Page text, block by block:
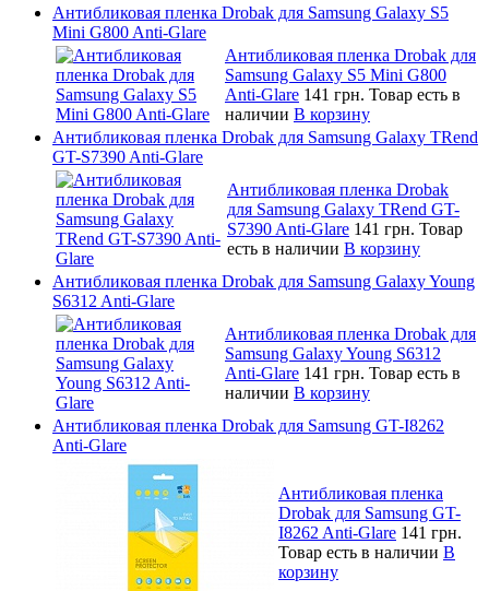
Антибликовая пленка Drobak для Samsung Galaxy S5
Mini G800 Anti-Glare
Антибликовая пленка Drobak для
Samsung Galaxy S5 Mini G800
Anti-Glare 141 грн. Товар есть в
наличии В корзину
Антибликовая пленка Drobak для Samsung Galaxy TRend
GT-S7390 Anti-Glare
Антибликовая пленка Drobak
для Samsung Galaxy TRend GT-
S7390 Anti-Glare 141 грн. Товар
есть в наличии В корзину
Антибликовая пленка Drobak для Samsung Galaxy Young
S6312 Anti-Glare
Антибликовая пленка Drobak для
Samsung Galaxy Young S6312
Anti-Glare 141 грн. Товар есть в
наличии В корзину
Антибликовая пленка Drobak для Samsung GT-I8262
Anti-Glare
Антибликовая пленка
Drobak для Samsung GT-
I8262 Anti-Glare 141 грн.
Товар есть в наличии В
корзину